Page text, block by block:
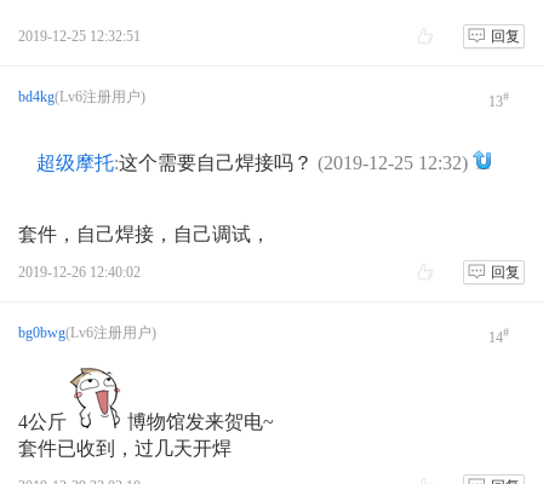
2019-12-25 12:32:51 回复
bd4kg(Lv6注册用户) 13#
超级摩托:这个需要自己焊接吗？ (2019-12-25 12:32)
套件，自己焊接，自己调试，
2019-12-26 12:40:02 回复
bg0bwg(Lv6注册用户) 14#
4公斤
博物馆发来贺电~
套件已收到，过几天开焊